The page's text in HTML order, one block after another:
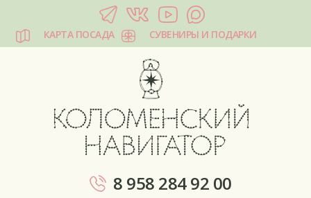
КАРТА ПОСАДА СУВЕНИРЫ И ПОДАРКИ
8 958 284 92 00